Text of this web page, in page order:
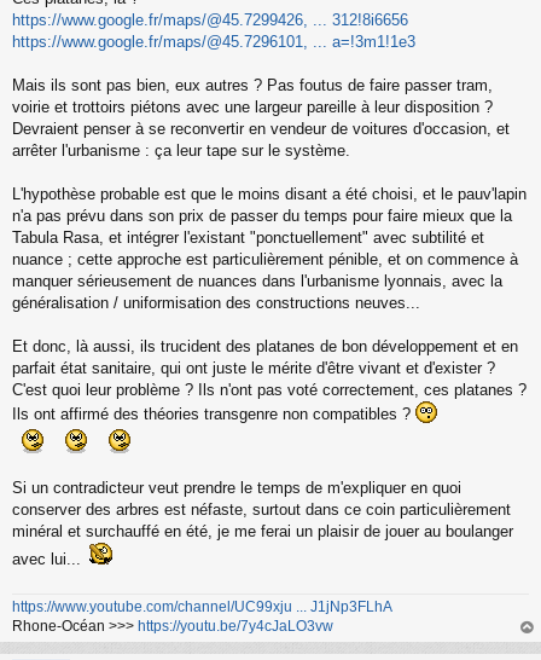
g
e
n
u
https://www.google.fr/maps/@45.7299426, ... 312!8i6656
https://www.google.fr/maps/@45.7296101, ... a=!3m1!1e3
Mais ils sont pas bien, eux autres ? Pas foutus de faire passer tram,
voirie et trottoirs piétons avec une largeur pareille à leur disposition ?
Devraient penser à se reconvertir en vendeur de voitures d'occasion, et
arrêter l'urbanisme : ça leur tape sur le système.
L'hypothèse probable est que le moins disant a été choisi, et le pauv'lapin
n'a pas prévu dans son prix de passer du temps pour faire mieux que la
Tabula Rasa, et intégrer l'existant "ponctuellement" avec subtilité et
nuance ; cette approche est particulièrement pénible, et on commence à
manquer sérieusement de nuances dans l'urbanisme lyonnais, avec la
généralisation / uniformisation des constructions neuves...
Et donc, là aussi, ils trucident des platanes de bon développement et en
parfait état sanitaire, qui ont juste le mérite d'être vivant et d'exister ?
C'est quoi leur problème ? Ils n'ont pas voté correctement, ces platanes ?
Ils ont affirmé des théories transgenre non compatibles ?
Si un contradicteur veut prendre le temps de m'expliquer en quoi
conserver des arbres est néfaste, surtout dans ce coin particulièrement
minéral et surchauffé en été, je me ferai un plaisir de jouer au boulanger
avec lui...
https://www.youtube.com/channel/UC99xju ... J1jNp3FLhA
Rhone-Océan >>> https://youtu.be/7y4cJaLO3vw
au